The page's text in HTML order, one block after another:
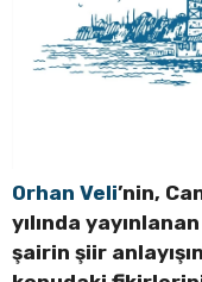
Orhan Veli’nin,
yılında
şairin şiir